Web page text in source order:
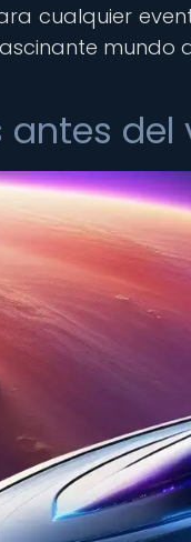
cualquier
mundo
antes del